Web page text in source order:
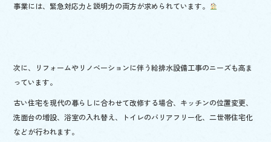
事業には、緊急対応力と説明力の両方が求められています。
次に、リフォームやリノベーションに伴う給排水設備工事のニーズも高ま
っています。
古い住宅を現代の暮らしに合わせて改修する場合、キッチンの位置変更、
洗面台の増設、浴室の入れ替え、トイレのバリアフリー化、二世帯住宅化
などが行われます。